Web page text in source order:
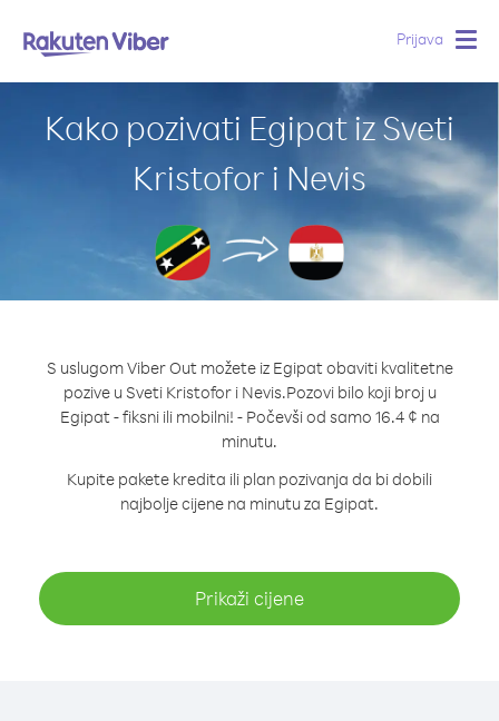
Prijava
Kako pozivati Egipat iz Sveti
Kristofor i Nevis
S uslugom Viber Out možete iz Egipat obaviti kvalitetne
pozive u Sveti Kristofor i Nevis.Pozovi bilo koji broj u
Egipat - fiksni ili mobilni! - Počevši od samo 16.4 ¢ na
minutu.
Kupite pakete kredita ili plan pozivanja da bi dobili
najbolje cijene na minutu za Egipat.
Prikaži cijene